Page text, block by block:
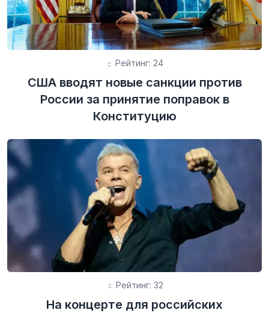
Рейтинг: 24
США вводят новые санкции против
России за принятие поправок в
Конституцию
Рейтинг: 32
На концерте для российских